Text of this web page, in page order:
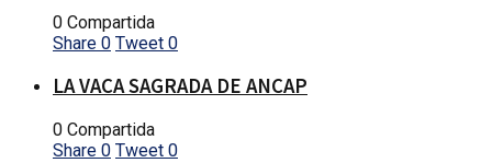
0 Compartida
Share 0 Tweet 0
LA VACA SAGRADA DE ANCAP
0 Compartida
Share 0 Tweet 0